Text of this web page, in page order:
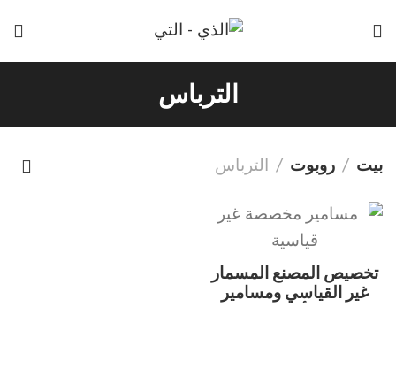
الترباس
بيت روبوت الترباس
تخصيص المصنع المسمار
غير القياسي ومسامير